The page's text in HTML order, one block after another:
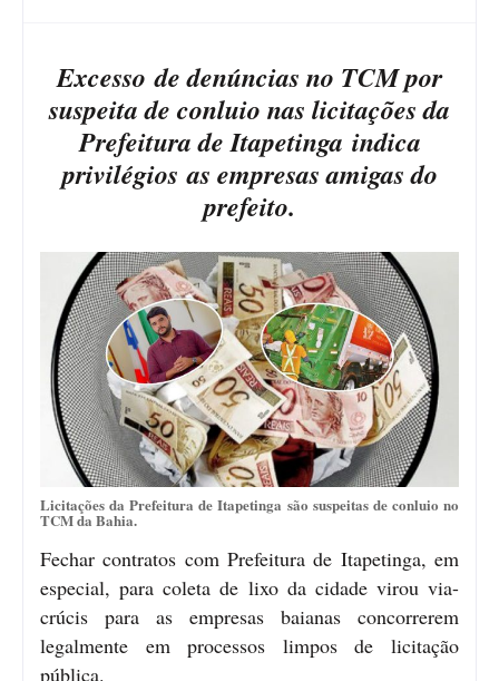
Excesso de denúncias no TCM por
suspeita de conluio nas licitações da
Prefeitura de Itapetinga indica
privilégios as empresas amigas do
prefeito.
Licitações da Prefeitura de Itapetinga são suspeitas de conluio no
TCM da Bahia.
Fechar contratos com Prefeitura de Itapetinga, em
especial, para coleta de lixo da cidade virou via-
crúcis para as empresas baianas concorrerem
legalmente em processos limpos de licitação
pública.